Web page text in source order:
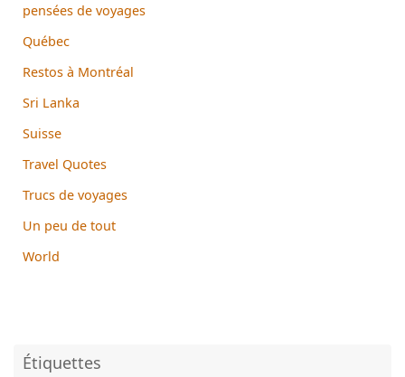
pensées de voyages
Québec
Restos à Montréal
Sri Lanka
Suisse
Travel Quotes
Trucs de voyages
Un peu de tout
World
Étiquettes